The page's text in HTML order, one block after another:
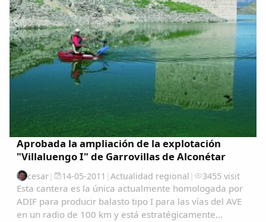
Aprobada la ampliación de la explotación
"Villaluengo I" de Garrovillas de Alconétar
cesar| 14-05-2011 | Actualidad regional | 3455 visit
Esta cantera es la única actualmente homologada por
ADIF para producir balasto tipo I para las vías del AVE
en un radio de 100 km y está estratégicamente